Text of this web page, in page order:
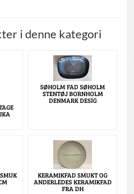
i denne kategori
SØHOLM FAD SØHOLM
STENTØJ BORNHOLM
DENMARK DESIG
KERAMIKFAD SMUKT OG
ANDERLEDES KERAMIKFAD
FRA DH